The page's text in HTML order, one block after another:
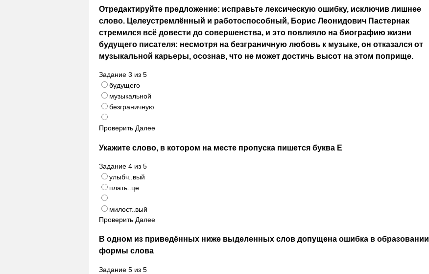
Отредактируйте предложение: исправьте лексическую ошибку, исключив лишнее
слово. Целеустремлённый и работоспособный, Борис Леонидович Пастернак
стремился всё довести до совершенства, и это повлияло на биографию жизни
будущего писателя: несмотря на безграничную любовь к музыке, он отказался от
музыкальной карьеры, осознав, что не может достичь высот на этом поприще.
Задание 3 из 5
будущего
музыкальной
безграничную
Проверить Далее
Укажите слово, в котором на месте пропуска пишется буква Е
Задание 4 из 5
улыбч..вый
плать..це
милост..вый
Проверить Далее
В одном из приведённых ниже выделенных слов допущена ошибка в образовании
формы слова
Задание 5 из 5